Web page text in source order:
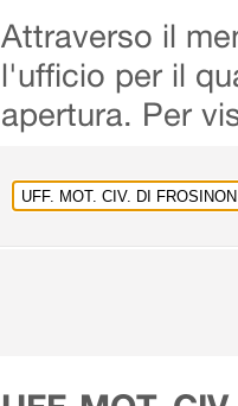
Attraverso il
l'ufficio per il
apertura. Per